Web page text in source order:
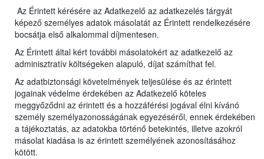
Az Érintett kérésére az Adatkezelő az adatkezelés tárgyát
képező személyes adatok másolatát az Érintett rendelkezésére
bocsátja első alkalommal díjmentesen.
Az Érintett által kért további másolatokért az adatkezelő az
adminisztratív költségeken alapuló, díjat számíthat fel.
Az adatbiztonsági követelmények teljesülése és az érintett
jogainak védelme érdekében az Adatkezelő köteles
meggyőződni az érintett és a hozzáférési jogával élni kívánó
személy személyazonosságának egyezéséről, ennek érdekében
a tájékoztatás, az adatokba történő betekintés, illetve azokról
másolat kiadása is az érintett személyének azonosításához
kötött.